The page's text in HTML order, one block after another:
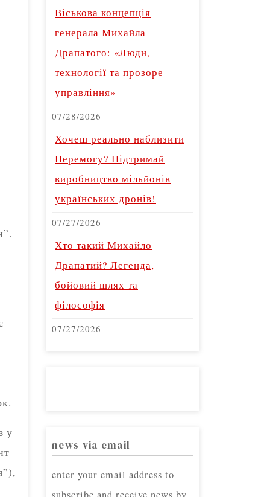
у
Віськова концепція
генерала Михайла
Драпатого: «Люди,
технології та прозоре
управління»
07/28/2026
Хочеш реально наблизити
Перемогу? Підтримай
виробництво мільйонів
українських дронів!
07/27/2026
Хто такий Михайло
Драпатий? Легенда,
бойовий шлях та
філософія
07/27/2026
news via email
enter your email address to